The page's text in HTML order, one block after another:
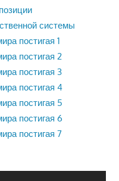
системы
постигая 1
постигая 2
постигая 3
постигая 4
постигая 5
постигая 6
постигая 7